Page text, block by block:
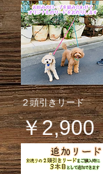
２頭引きリード
価格
￥2,900